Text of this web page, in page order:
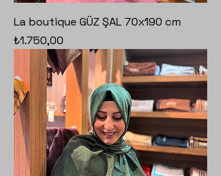
La boutique GÜZ ŞAL 70x190 cm
Fiyat
₺1.750,00